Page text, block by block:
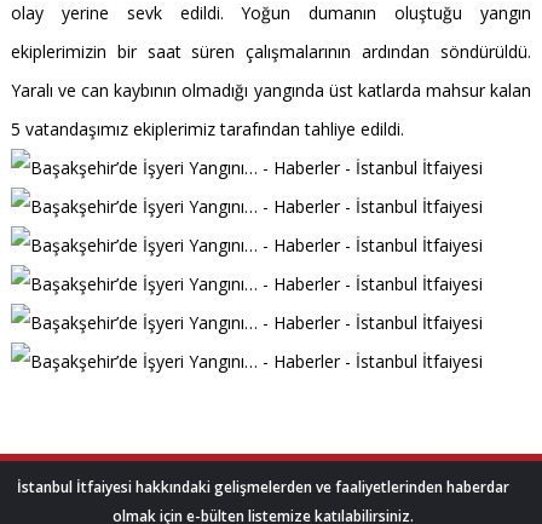
olay yerine sevk edildi. Yoğun dumanın oluştuğu yangın
ekiplerimizin bir saat süren çalışmalarının ardından söndürüldü.
Yaralı ve can kaybının olmadığı yangında üst katlarda mahsur kalan
5 vatandaşımız ekiplerimiz tarafından tahliye edildi.
İstanbul İtfaiyesi hakkındaki gelişmelerden ve faaliyetlerinden haberdar
olmak için e-bülten listemize katılabilirsiniz.